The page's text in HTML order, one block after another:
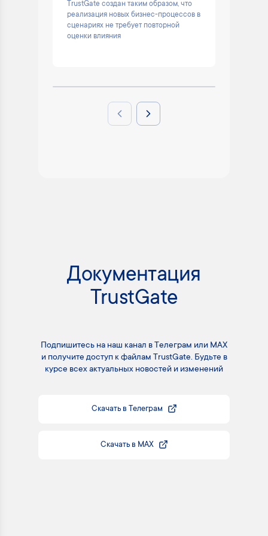
TrustGate создан таким образом, что
реализация новых бизнес-процессов в
сценариях не требует повторной
оценки влияния
Previous slideNext slide
Документация
TrustGate
Подпишитесь на наш канал в Телеграм или MAX
и получите доступ к файлам TrustGate. Будьте в
курсе всех актуальных новостей и изменений
Скачать в Телеграм
Скачать в MAX